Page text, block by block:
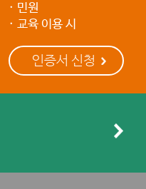
민원
교육 이용 시